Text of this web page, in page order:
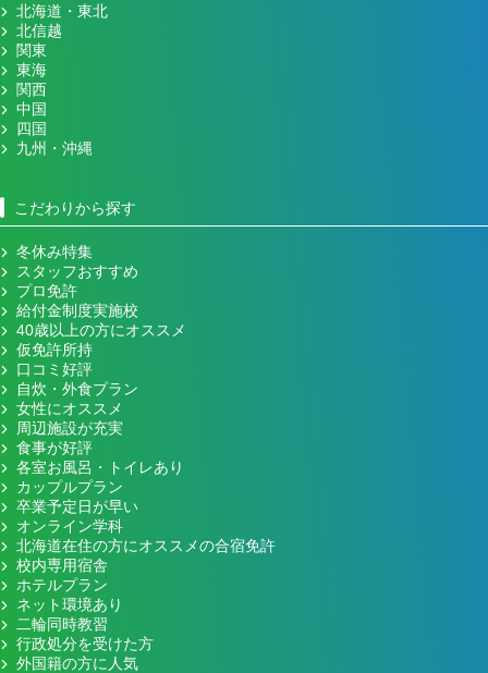
北海道・東北
北信越
関東
東海
関西
中国
四国
九州・沖縄
こだわりから探す
冬休み特集
スタッフおすすめ
プロ免許
給付金制度実施校
40歳以上の方にオススメ
仮免許所持
口コミ好評
自炊・外食プラン
女性にオススメ
周辺施設が充実
食事が好評
各室お風呂・トイレあり
カップルプラン
卒業予定日が早い
オンライン学科
北海道在住の方にオススメの合宿免許
校内専用宿舎
ホテルプラン
ネット環境あり
二輪同時教習
行政処分を受けた方
外国籍の方に人気